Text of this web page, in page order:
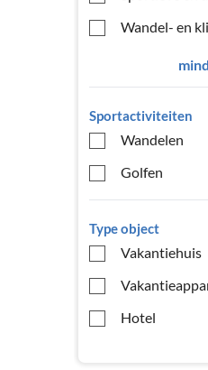
Wandel- en
Sportactiviteiten
Wandelen
Golfen
Type object
Vakantiehuis
Hotel